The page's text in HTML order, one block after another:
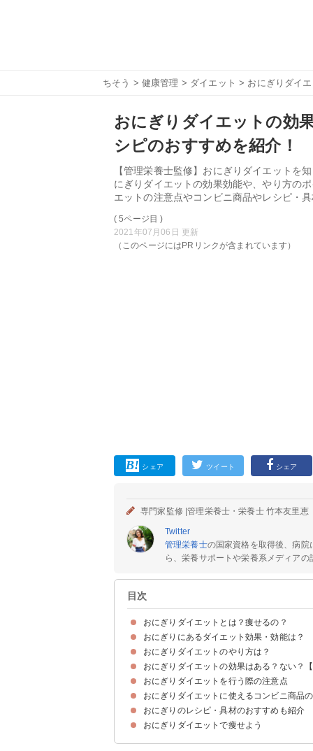
ちそう > 健康管理 > ダイエット > おにぎりダイ
おにぎりダイエットの効
シピのおすすめを紹介！
【管理栄養士監修】おにぎりダイエットを
にぎりダイエットの効果効能や、やり方の
エットの注意点やコンビニ商品やレシピ・
( 5ページ目 )
2021年07月06日 更新
（このページにはPRリンクが含まれています）
シェア ツイート シェア
専門家監修 |管理栄養士・栄養士 竹本友里恵
Twitter
管理栄養士の国家資格を取得後、病
ら、栄養サポートや栄養系メディア
目次
おにぎりダイエットとは？痩せるの？
おにぎりにあるダイエット効果・効能は？
①満腹感が得られる
②脂肪燃焼や整腸作用
おにぎりダイエットのやり方は？
つんく♂式おにぎりダイエットのやり方
白米の代わりに玄米や雑穀米にするのもおすすめ
おにぎりダイエットプログラムのやり方も紹介
おにぎりダイエットの効果はある？ない？
おにぎりダイエットで成功して痩せた人の口コミ
おにぎりダイエットに失敗して痩せない人の口コ
おにぎりダイエットを行う際の注意点
①必要量食べる・食べ過ぎない
②栄養が偏らないようにする
③適度な運動をする
④3週間を目安に行う
おにぎりダイエットに使えるコンビニ商品
①もち麦もっちり！梅こんぶ（セブンイレブン）
②紀州南高梅（ミニストップ）
③玄米おにぎり 生姜昆布（ローソン）
④わかめごはんおにぎり（ローソン）
⑤金しゃりおにぎり 塩にぎり（ローソン）
おにぎりのレシピ・具材のおすすめも紹介
①焼きおにぎり
②枝豆と塩昆布のおにぎり
③梅干しとじゃこと大根の葉のおにぎり
④茹で卵が入ったおにぎり
⑤納豆のおにぎり
おにぎりダイエットで痩せよう